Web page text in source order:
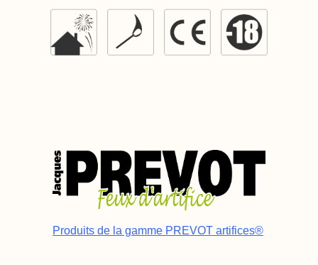
Produits de la gamme PREVOT artifices®